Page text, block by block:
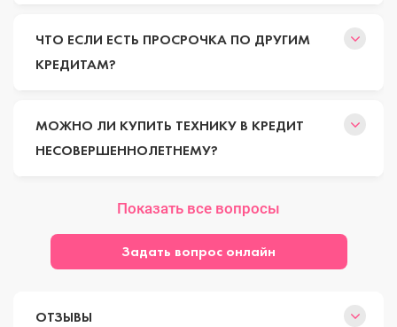
ЧТО ЕСЛИ ЕСТЬ ПРОСРОЧКА ПО ДРУГИМ
КРЕДИТАМ?
МОЖНО ЛИ КУПИТЬ ТЕХНИКУ В КРЕДИТ
НЕСОВЕРШЕННОЛЕТНЕМУ?
Показать все вопросы
Задать вопрос онлайн
ОТЗЫВЫ